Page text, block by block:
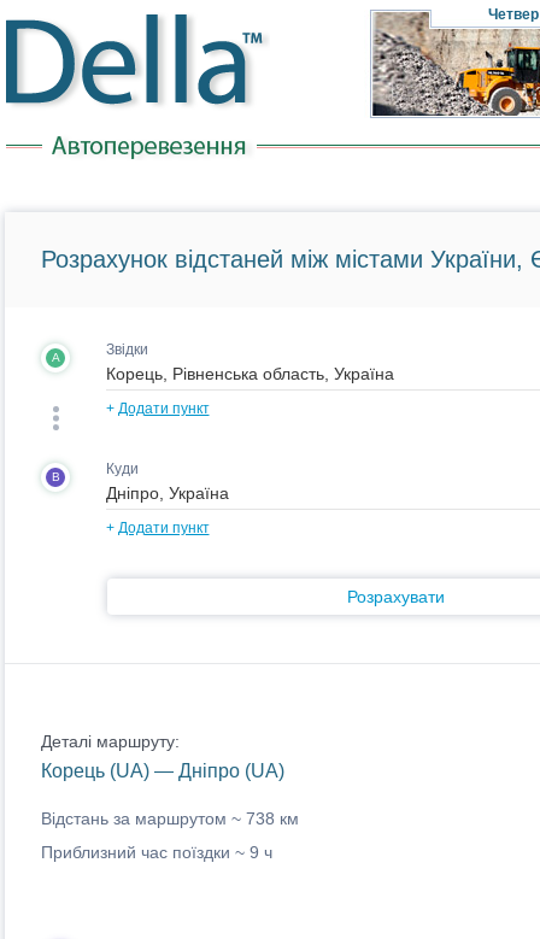
Четвер
Розрахунок відстаней між містами України,
A Звідки
+ Додати пункт
B Куди
+ Додати пункт
Розрахувати
Деталі маршруту:
Корець (UA) — Дніпро (UA)
Відстань за маршрутом ~ 738 км
Приблизний час поїздки ~ 9 ч